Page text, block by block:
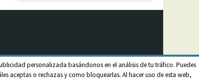
personalizada basándonos en el análisis de tu tráfico. Puedes
aceptas o rechazas y como bloquearlas. Al hacer uso de esta web,